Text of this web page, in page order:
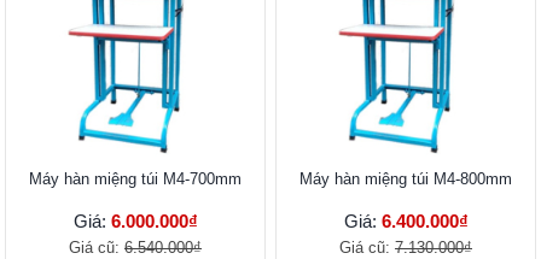
Máy hàn miệng túi M4-700mm
Giá: 6.000.000₫
Giá cũ: 6.540.000₫
Máy hàn miệng túi M4-800mm
Giá: 6.400.000₫
Giá cũ: 7.130.000₫